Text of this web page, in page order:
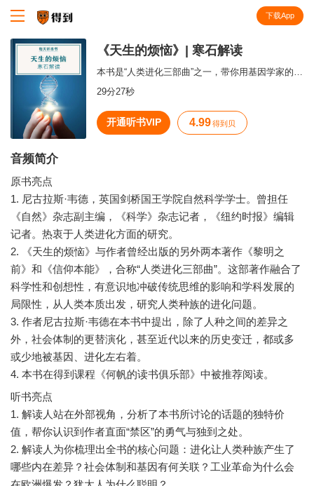
下载App
《天生的烦恼》| 寒石解读
本书是“人类进化三部曲”之一，带你用基因学家的眼光解读的人类文明和历史。
29分27秒
开通听书VIP 4.99 得到贝
音频简介
原书亮点
1. 尼古拉斯·韦德，英国剑桥国王学院自然科学学士。曾担任
《自然》杂志副主编，《科学》杂志记者，《纽约时报》编辑
记者。热衷于人类进化方面的研究。
2. 《天生的烦恼》与作者曾经出版的另外两本著作《黎明之
前》和《信仰本能》，合称“人类进化三部曲”。这部著作融合了
科学性和创想性，有意识地冲破传统思维的影响和学科发展的
局限性，从人类本质出发，研究人类种族的进化问题。
3. 作者尼古拉斯·韦德在本书中提出，除了人种之间的差异之
外，社会体制的更替演化，甚至近代以来的历史变迁，都或多
或少地被基因、进化左右着。
听书亮点
1. 解读人站在外部视角，分析了本书所讨论的话题的独特价
值，帮你认识到作者直面“禁区”的勇气与独到之处。
2. 解读人为你梳理出全书的核心问题：进化让人类种族产生了
哪些内在差异？社会体制和基因有何关联？工业革命为什么会